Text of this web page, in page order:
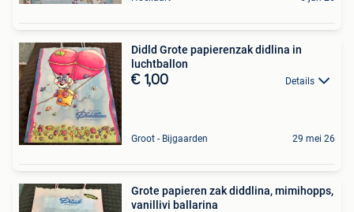
Didld Grote papierenzak didlina in
luchtballon
€ 1,00 Details
Groot - Bijgaarden 29 mei 26
Grote papieren zak diddlina, mimihopps,
vanillivi ballarina